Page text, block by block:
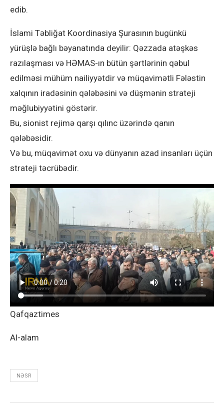
edib.
İslami Təbliğat Koordinasiya Şurasının bugünkü
yürüşlə bağlı bəyanatında deyilir: Qəzzada atəşkəs
razılaşması və HƏMAS-ın bütün şərtlərinin qəbul
edilməsi mühüm nailiyyətdir və müqavimətli Fələstin
xalqının iradəsinin qələbəsini və düşmənin strateji
məğlubiyyətini göstərir.
Bu, sionist rejimə qarşı qılınc üzərində qanın
qələbəsidir.
Və bu, müqavimət oxu və dünyanın azad insanları üçün
strateji təcrübədir.
Qafqaztimes
Al-alam
NƏSR